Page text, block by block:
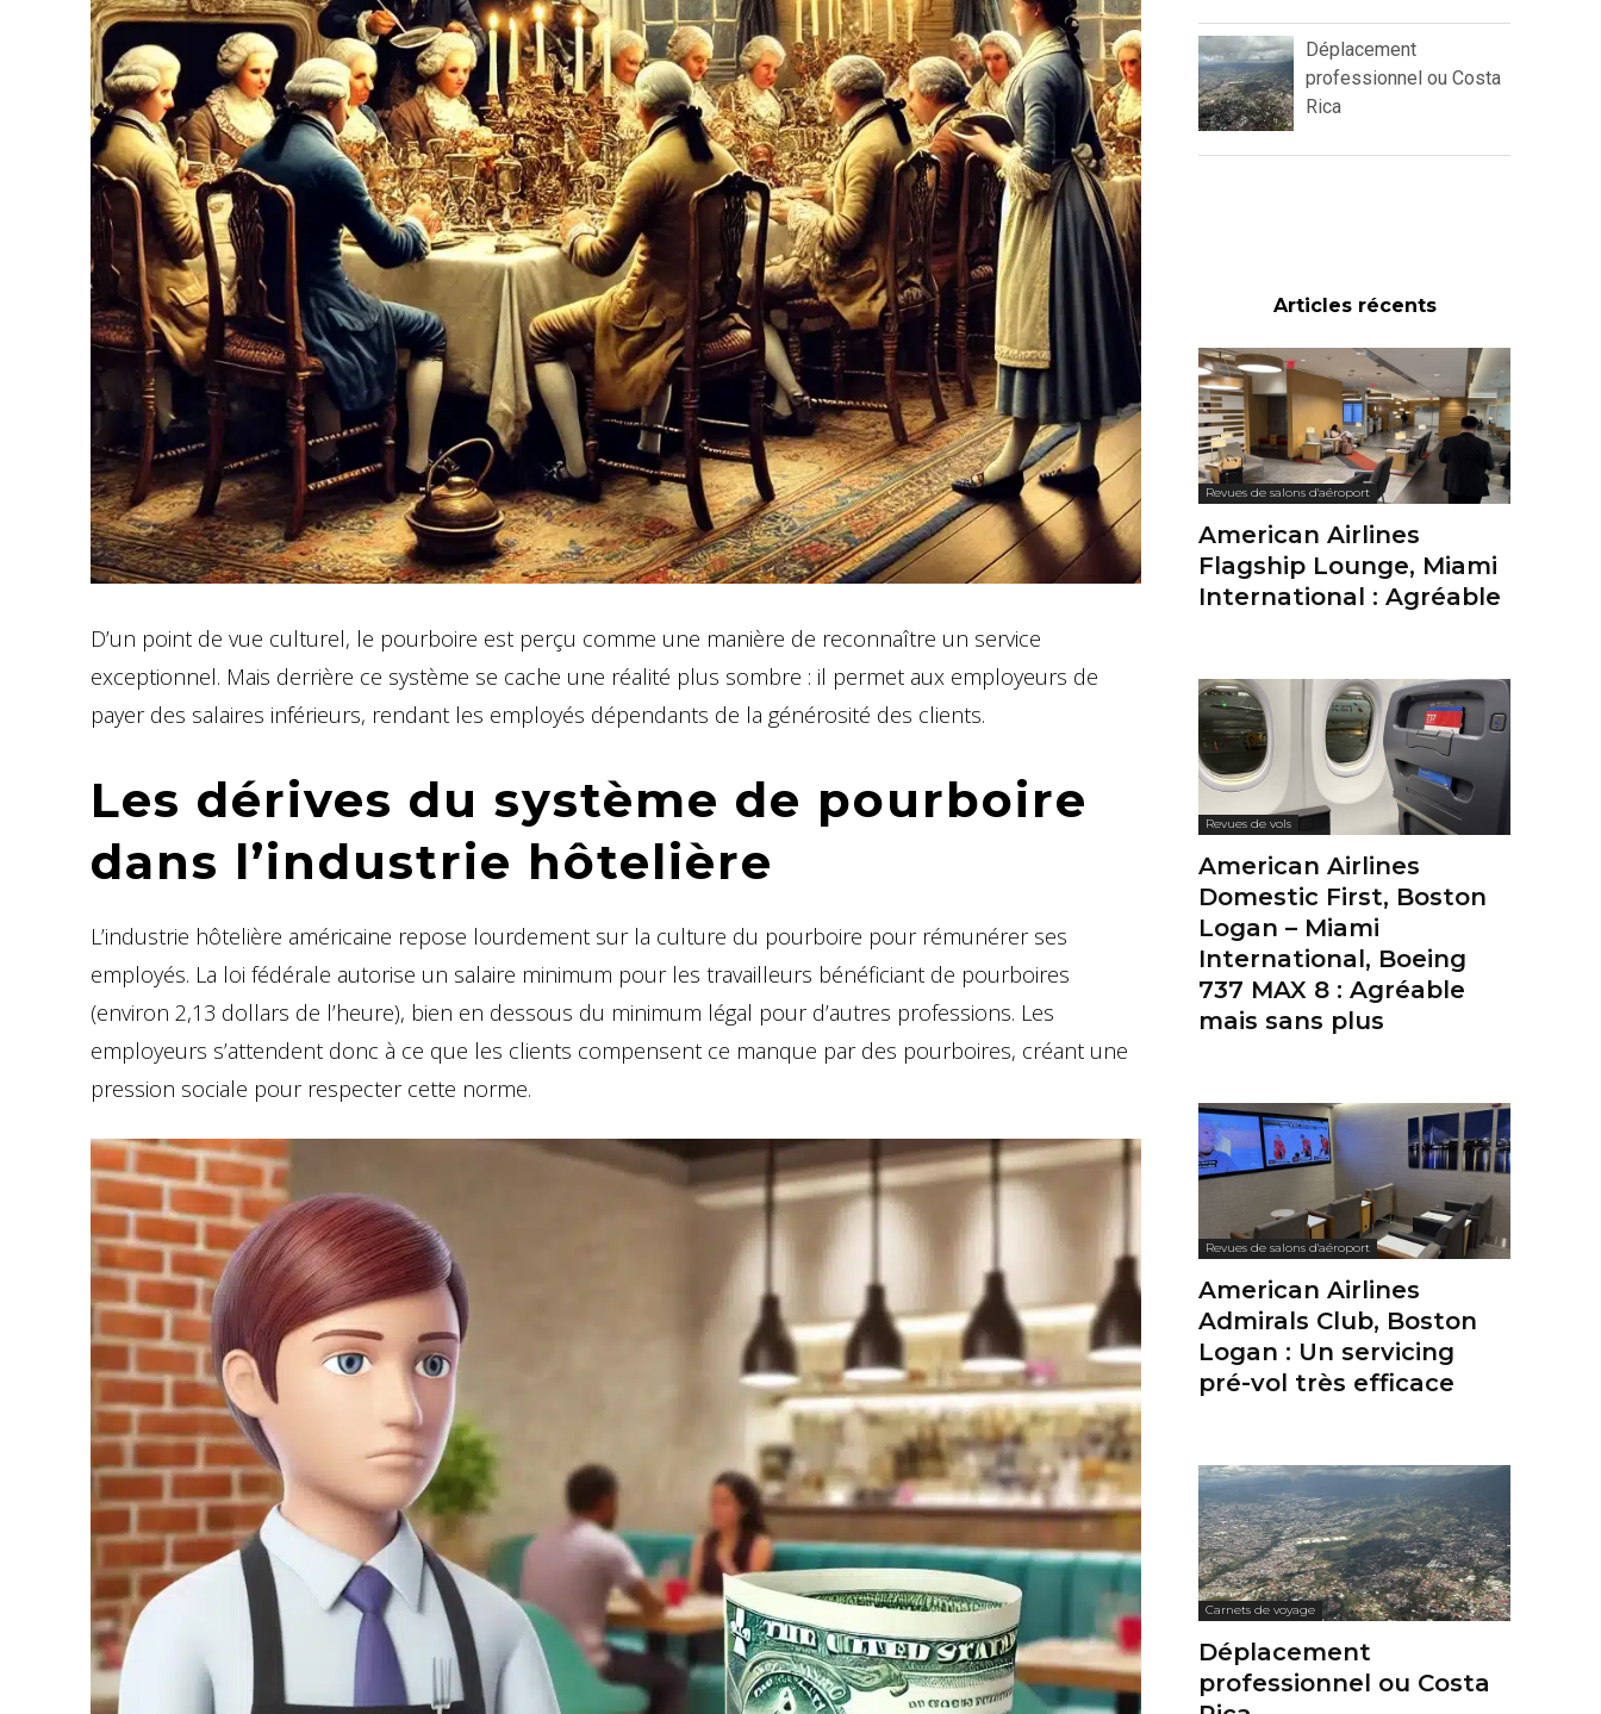
D’un point de vue culturel, le pourboire est perçu comme une manière de reconnaître un service
exceptionnel. Mais derrière ce système se cache une réalité plus sombre : il permet aux employeurs de
payer des salaires inférieurs, rendant les employés dépendants de la générosité des clients.
Les dérives du système de pourboire
dans l’industrie hôtelière
L’industrie hôtelière américaine repose lourdement sur la culture du pourboire pour rémunérer ses
employés. La loi fédérale autorise un salaire minimum pour les travailleurs bénéficiant de pourboires
(environ 2,13 dollars de l’heure), bien en dessous du minimum légal pour d’autres professions. Les
employeurs s’attendent donc à ce que les clients compensent ce manque par des pourboires, créant une
pression sociale pour respecter cette norme.
Déplacement
professionnel ou Costa
Rica
Articles récents
Revues de salons d'aéroport
American Airlines
Flagship Lounge, Miami
International : Agréable
Revues de vols
American Airlines
Domestic First, Boston
Logan – Miami
International, Boeing
737 MAX 8 : Agréable
mais sans plus
Revues de salons d'aéroport
American Airlines
Admirals Club, Boston
Logan : Un servicing
pré-vol très efficace
Carnets de voyage
Déplacement
professionnel ou Costa